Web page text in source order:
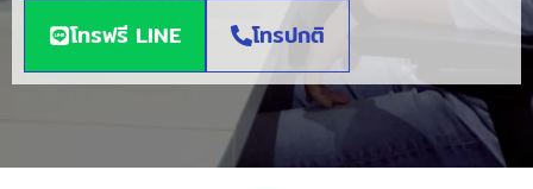
โทรฟรี LINE โทรปกติ